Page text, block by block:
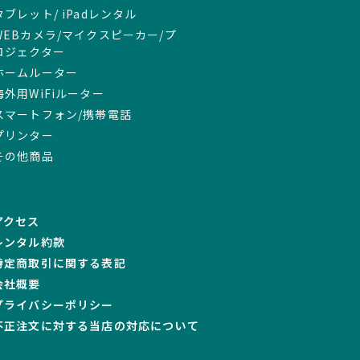
ブレット/ iPadレンタル
カメラ/マイクスピーカー/プ
ジェクター
ームルーター
外用WiFiルーター
マートフォン/携帯電話
リンター
の他商品
クセス
ンタル約款
定商取引に関する表記
社概要
ライバシーポリシー
正注文に対する当店の対応について